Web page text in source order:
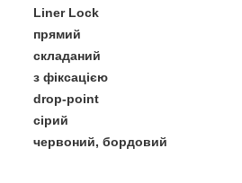
Liner Lock
прямий
складаний
з фіксацією
drop-point
сірий
червоний, бордовий